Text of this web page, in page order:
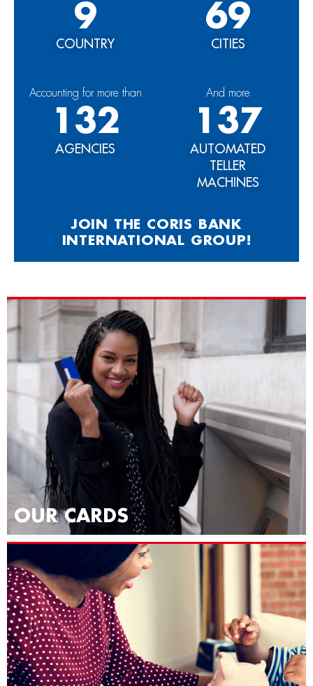
9
COUNTRY
69
CITIES
Accounting for more than
132
AGENCIES
And more
137
AUTOMATED
TELLER
MACHINES
JOIN THE CORIS BANK
INTERNATIONAL GROUP!
OUR CARDS